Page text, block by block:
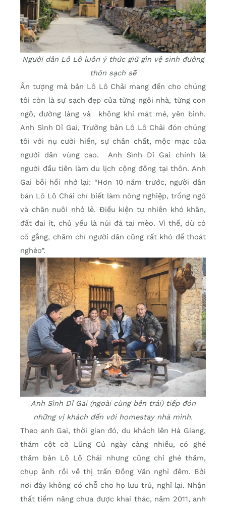
Người dân Lô Lô luôn ý thức giữ gìn vệ sinh đường
thôn sạch sẽ
Ấn tượng mà bản Lô Lô Chải mang đến cho chúng
tôi còn là sự sạch đẹp của từng ngôi nhà, từng con
ngõ, đường làng và không khí mát mẻ, yên bình.
Anh Sình Dỉ Gai, Trưởng bản Lô Lô Chải đón chúng
tôi với nụ cười hiền, sự chân chất, mộc mạc của
người dân vùng cao. Anh Sình Dỉ Gai chính là
người đầu tiên làm du lịch cộng đồng tại thôn. Anh
Gai bồi hồi nhớ lại: “Hơn 10 năm trước, người dân
bản Lô Lô Chải chỉ biết làm nông nghiệp, trồng ngô
và chăn nuôi nhỏ lẻ. Điều kiện tự nhiên khó khăn,
đất đai ít, chủ yếu là núi đá tai mèo. Vì thế, dù có
cố gắng, chăm chỉ người dân cũng rất khó để thoát
nghèo”.
Anh Sình Dỉ Gai (ngoài cùng bên trái) tiếp đón
những vị khách đến với homestay nhà mình.
Theo anh Gai, thời gian đó, du khách lên Hà Giang,
thăm cột cờ Lũng Cú ngày càng nhiều, có ghé
thăm bản Lô Lô Chải nhưng cũng chỉ ghé thăm,
chụp ảnh rồi về thị trấn Đồng Văn nghỉ đêm. Bởi
nơi đây không có chỗ cho họ lưu trú, nghỉ lại. Nhận
thất tiềm năng chưa được khai thác, năm 2011, anh